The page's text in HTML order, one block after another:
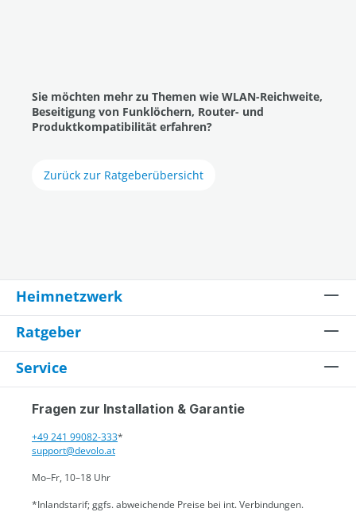
Sie möchten mehr zu Themen wie WLAN-Reichweite,
Beseitigung von Funklöchern, Router- und
Produktkompatibilität erfahren?
Zurück zur Ratgeberübersicht
Heimnetzwerk
Ratgeber
Service
Fragen zur Installation & Garantie
+49 241 99082-333*
support@devolo.at
Mo–Fr, 10–18 Uhr
*Inlandstarif; ggfs. abweichende Preise bei int. Verbindungen.